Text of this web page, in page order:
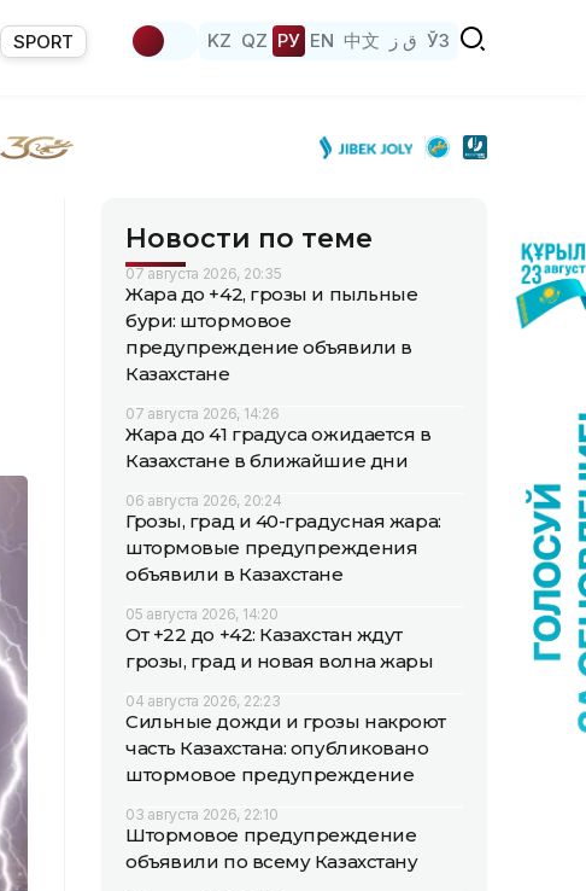
SPORT KZ QZ РУ EN 中文 ق ز ЎЗ
Новости по теме
07 августа 2026, 20:35
Жара до +42, грозы и пыльные
бури: штормовое
предупреждение объявили в
Казахстане
07 августа 2026, 14:26
Жара до 41 градуса ожидается в
Казахстане в ближайшие дни
06 августа 2026, 20:24
Грозы, град и 40-градусная жара:
штормовые предупреждения
объявили в Казахстане
05 августа 2026, 14:20
От +22 до +42: Казахстан ждут
грозы, град и новая волна жары
04 августа 2026, 22:23
Сильные дожди и грозы накроют
часть Казахстана: опубликовано
штормовое предупреждение
03 августа 2026, 22:10
Штормовое предупреждение
объявили по всему Казахстану